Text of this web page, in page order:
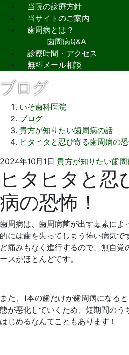
当院の診療方針
当サイトのご案内
歯周病とは？
歯周病Q&A
診療時間・アクセス
無料メール相談
ブログ
いそ歯科医院
ブログ
貴方が知りたい歯周病の話
ヒタヒタと忍び寄る歯周病の恐
2024年10月1日 貴方が知りたい歯
ヒタヒタと忍
病の恐怖！
歯周病は、歯周病菌が出す毒素によ
的には歯を失ってしまう怖い病気で
ど痛みもなく進行するので、無自覚
ースがほとんどです。
また、1本の歯だけが歯周病になる
態が悪化していくため、短期間のう
はじめるなんてこともあります！